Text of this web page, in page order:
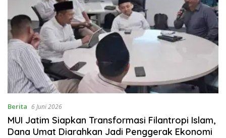
Berita 6 Juni 2026
MUI Jatim Siapkan Transformasi Filantropi Islam,
Dana Umat Diarahkan Jadi Penggerak Ekonomi